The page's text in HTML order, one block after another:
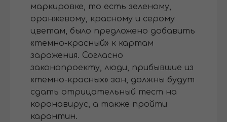
маркировке, то есть зеленому,
оранжевому, красному и серому
цветам, было предложено добавить
«темно-красный» к картам
заражения. Согласно
законопроекту, люди, прибывшие из
«темно-красных» зон, должны будут
сдать отрицательный тест на
коронавирус, а также пройти
карантин.